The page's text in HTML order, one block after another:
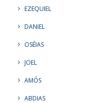
EZEQUIEL
DANIEL
OSÉIAS
JOEL
AMÓS
ABDIAS